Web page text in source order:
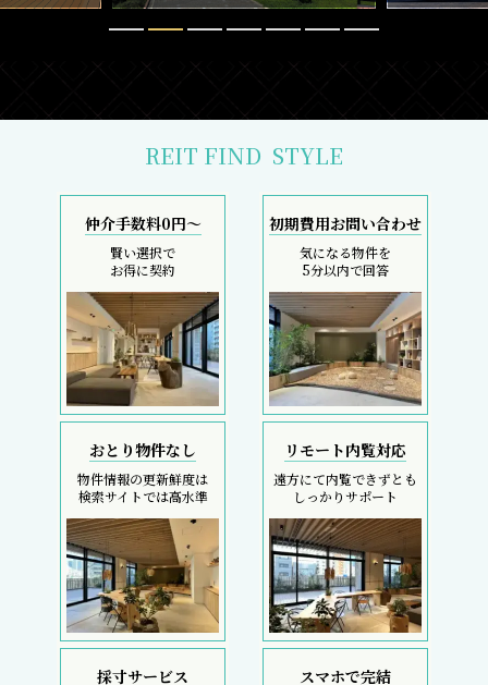
REIT FIND STYLE
仲介手数料0円～
賢い選択で
お得に契約
初期費用お問い合わせ
気になる物件を
5分以内で回答
おとり物件なし
物件情報の更新鮮度は
検索サイトでは高水準
リモート内覧対応
遠方にて内覧できずとも
しっかりサポート
採寸サービス スマホで完結